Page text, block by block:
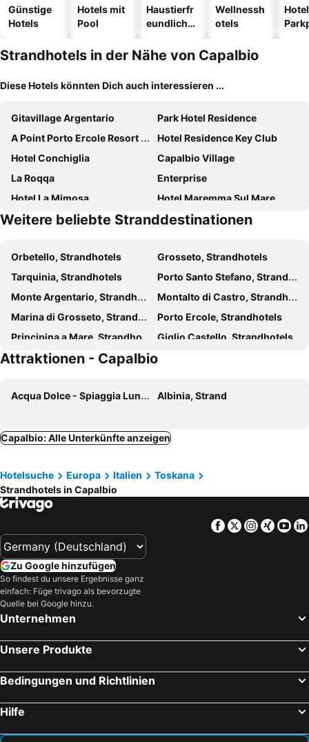
Günstige
Hotels
Hotels mit
Pool
Haustierfr
eundliche
Wellnessh
otels
Strandhotels in der Nähe von Capalbio
Diese Hotels könnten Dich auch interessieren ...
Gitavillage Argentario
Park Hotel Residence
A Point Porto Ercole Resort & Spa
Hotel Residence Key Club
Hotel Conchiglia
Capalbio Village
La Roqqa
Enterprise
Hotel La Mimosa
Hotel Maremma Sul Mare
Bungalows Il Campeggio Di Capalbio
Weitere beliebte Stranddestinationen
Orbetello, Strandhotels
Grosseto, Strandhotels
Tarquinia, Strandhotels
Porto Santo Stefano, Strandhotels
Monte Argentario, Strandhotels
Montalto di Castro, Strandhotels
Marina di Grosseto, Strandhotels
Porto Ercole, Strandhotels
Principina a Mare, Strandhotels
Giglio Castello, Strandhotels
Isola del Giglio, Strandhotels
Magliano in Toscana, Strandhotels
Marta, Strandhotels
Attraktionen - Capalbio
Acqua Dolce - Spiaggia Lunga, Strand Albinia, Strand
Capalbio: Alle Unterkünfte anzeigen
Hotelsuche Europa Italien
Toskana
Strandhotels in Capalbio
Facebook
TwitterXing
Zu Google hinzufügen
So findest du unsere Ergebnisse ganz
einfach: Füge trivago als bevorzugte
Quelle bei Google hinzu.
Unternehmen
Unsere Produkte
Bedingungen und Richtlinien
Hilfe